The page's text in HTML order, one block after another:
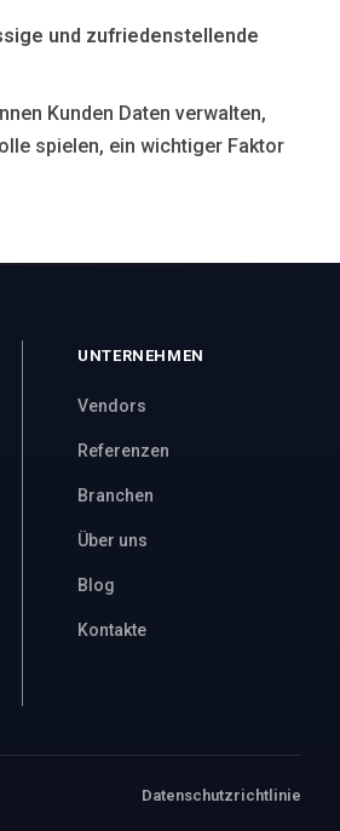
und zufriedenstellende
Kunden Daten verwalten,
spielen, ein wichtiger Faktor
UNTERNEHMEN
Vendors
Referenzen
Branchen
Über uns
Blog
Kontakte
Datenschutzrichtlinie